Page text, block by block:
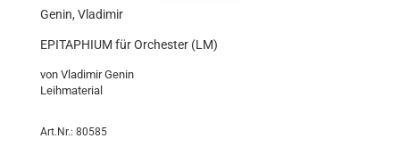
Genin, Vladimir
EPITAPHIUM für Orchester (LM)
von Vladimir Genin
Leihmaterial
Art.Nr.: 80585